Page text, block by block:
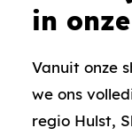
in
Vanuit onze
we ons
regio Hulst,